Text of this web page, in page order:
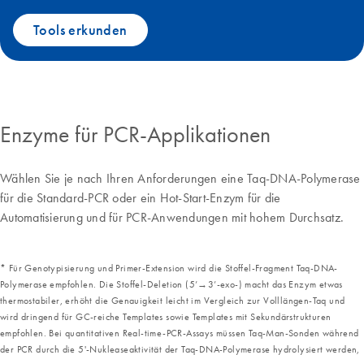
Tools erkunden
Enzyme für PCR-Applikationen
Wählen Sie je nach Ihren Anforderungen eine Taq-DNA-Polymerase
für die Standard-PCR oder ein Hot-Start-Enzym für die
Automatisierung und für PCR-Anwendungen mit hohem Durchsatz.
* Für Genotypisierung und Primer-Extension wird die Stoffel-Fragment Taq-DNA-
Polymerase empfohlen. Die Stoffel-Deletion (5’→3’-exo-) macht das Enzym etwas
thermostabiler, erhöht die Genauigkeit leicht im Vergleich zur Volllängen-Taq und
wird dringend für GC-reiche Templates sowie Templates mit Sekundärstrukturen
empfohlen. Bei quantitativen Real-time-PCR-Assays müssen Taq-Man-Sonden während
der PCR durch die 5'-Nukleaseaktivität der Taq-DNA-Polymerase hydrolysiert werden,